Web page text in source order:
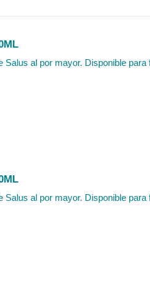
Salus al por mayor. Disponible
Salus al por mayor. Disponible